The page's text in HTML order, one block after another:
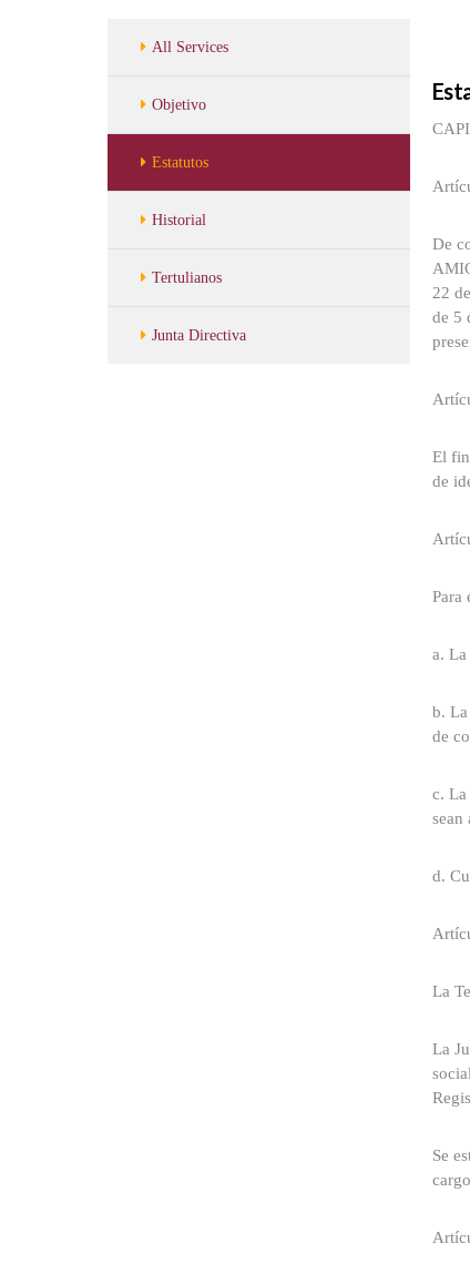
De
22
de 5
El
de
Para
a.
b.
de
c. La
sean
d.
La
La
Se
All Services
Objetivo
Estatutos
Historial
Tertulianos
Junta Directiva